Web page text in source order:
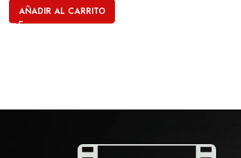
AÑADIR AL CARRITO